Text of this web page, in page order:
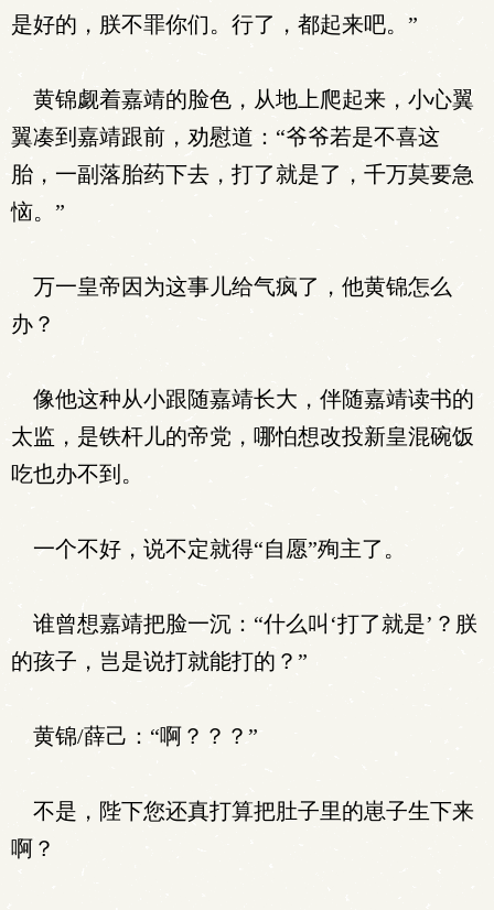
是好的，朕不罪你们。行了，都起来吧。”
黄锦觑着嘉靖的脸色，从地上爬起来，小心翼
翼凑到嘉靖跟前，劝慰道：“爷爷若是不喜这
胎，一副落胎药下去，打了就是了，千万莫要急
恼。”
万一皇帝因为这事儿给气疯了，他黄锦怎么
办？
像他这种从小跟随嘉靖长大，伴随嘉靖读书的
太监，是铁杆儿的帝党，哪怕想改投新皇混碗饭
吃也办不到。
一个不好，说不定就得“自愿”殉主了。
谁曾想嘉靖把脸一沉：“什么叫‘打了就是’？朕
的孩子，岂是说打就能打的？”
黄锦/薛己：“啊？？？”
不是，陛下您还真打算把肚子里的崽子生下来
啊？